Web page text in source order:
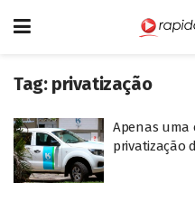
Tag: privatização
Apenas uma
privatização